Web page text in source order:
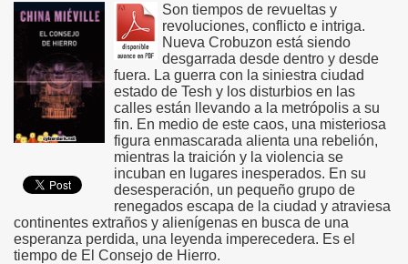
Son tiempos de revueltas y
revoluciones, conflicto e intriga.
Nueva Crobuzon está siendo
desgarrada desde dentro y desde
fuera. La guerra con la siniestra ciudad
estado de Tesh y los disturbios en las
calles están llevando a la metrópolis a su
fin. En medio de este caos, una misteriosa
figura enmascarada alienta una rebelión,
mientras la traición y la violencia se
incuban en lugares inesperados. En su
desesperación, un pequeño grupo de
renegados escapa de la ciudad y atraviesa
continentes extraños y alienígenas en busca de una
esperanza perdida, una leyenda imperecedera. Es el
tiempo de El Consejo de Hierro.